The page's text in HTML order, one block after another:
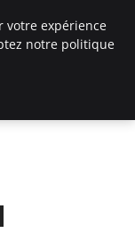
votre expérience
notre politique